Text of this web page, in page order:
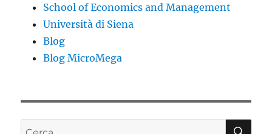
School of Economics and Management
Università di Siena
Blog
Blog MicroMega
Cerca: